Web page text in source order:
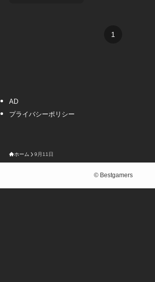
1
AD
プライバシーポリシー
ホーム 9月11日
©Bestgamers